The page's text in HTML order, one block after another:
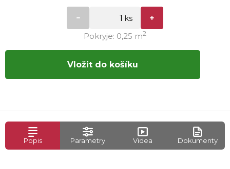
Pokryje: 0,25 m2
Vložit do košíku
Popis Parametry Videa Dokumenty